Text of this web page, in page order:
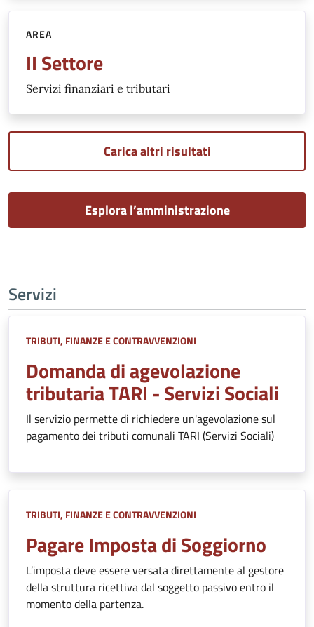
AREA
II Settore
Servizi finanziari e tributari
Carica altri risultati
Esplora l’amministrazione
Servizi
TRIBUTI, FINANZE E CONTRAVVENZIONI
Domanda di agevolazione
tributaria TARI - Servizi Sociali
Il servizio permette di richiedere un'agevolazione sul
pagamento dei tributi comunali TARI (Servizi Sociali)
TRIBUTI, FINANZE E CONTRAVVENZIONI
Pagare Imposta di Soggiorno
L’imposta deve essere versata direttamente al gestore
della struttura ricettiva dal soggetto passivo entro il
momento della partenza.